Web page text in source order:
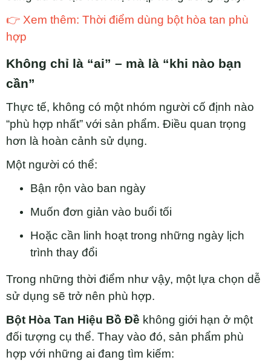
👉 Xem thêm: Thời điểm dùng bột hòa tan phù
hợp
Không chỉ là “ai” – mà là “khi nào bạn
cần”
Thực tế, không có một nhóm người cố định nào
“phù hợp nhất” với sản phẩm. Điều quan trọng
hơn là hoàn cảnh sử dụng.
Một người có thể:
Bận rộn vào ban ngày
Muốn đơn giản vào buổi tối
Hoặc cần linh hoạt trong những ngày lịch
trình thay đổi
Trong những thời điểm như vậy, một lựa chọn dễ
sử dụng sẽ trở nên phù hợp.
Bột Hòa Tan Hiệu Bồ Đề không giới hạn ở một
đối tượng cụ thể. Thay vào đó, sản phẩm phù
hợp với những ai đang tìm kiếm: